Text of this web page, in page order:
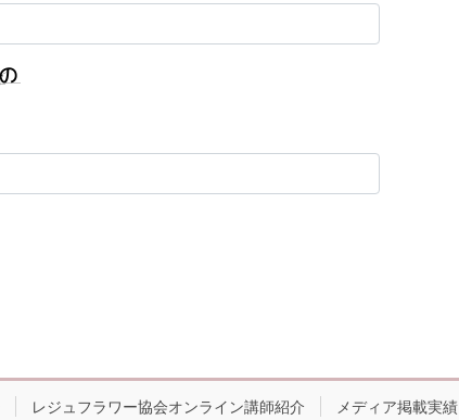
レジュフラワー協会オンライン講師紹介 メディア掲載実績